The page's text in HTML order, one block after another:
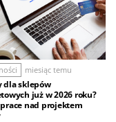
miesiąc temu
dla sklepów
już w 2026 roku?
nad projektem